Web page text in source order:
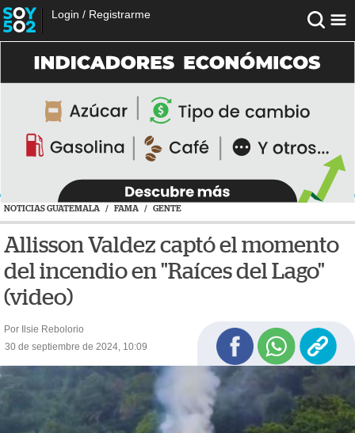
Login / Registrarme
NOTICIAS GUATEMALA / FAMA / GENTE
Allisson Valdez captó el momento
del incendio en "Raíces del Lago"
(video)
Por Ilsie Rebolorio
30 de septiembre de 2024, 10:09